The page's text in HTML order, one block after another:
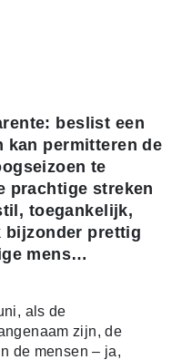
beslist een
kan permitteren de
te
prachtige streken
toegankelijk,
bijzonder prettig
mens…
als de
zijn, de
de mensen – ja,